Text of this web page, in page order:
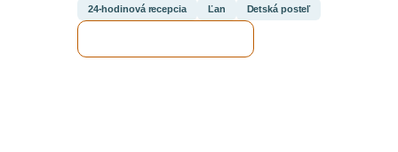
24-hodinová recepcia Ľan Detská posteľ